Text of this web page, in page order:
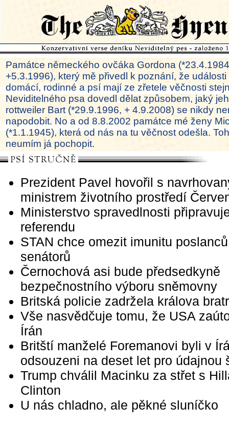
Památce německého ovčáka Gordona
+5.3.1996), který mě přivedl k poznání, že
domácí, rodinné a psí mají ze zřetele věčnosti
Neviditelného psa dovedl dělat způsobem, jaký
rottweiler Bart (*29.9.1996, + 4.9.2008) se nikdy
napodobit. No a od 8.8.2002 památce mé ženy
(*1.1.1945), která od nás na tu věčnost odešla.
neumím já pochopit.
Prezident Pavel hovořil s
ministrem životního prostředí
Ministerstvo spravedlnosti
referendu
STAN chce omezit imunitu
senátorů
Černochová asi bude předsedkyně
bezpečnostního výboru sněmovny
Britská policie zadržela králova
Vše nasvědčuje tomu, že USA
Írán
Britští manželé Foremanovi byli v
odsouzeni na deset let pro údajnou
Trump chválil Macinku za střet s
Clinton
U nás chladno, ale pěkné sluníčko